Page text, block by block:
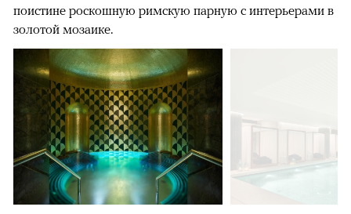
поистине роскошную римскую парную с интерьерами в
золотой мозаике.